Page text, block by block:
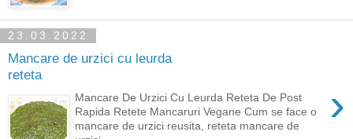
23.03.2022
Mancare de urzici cu leurda
reteta
›
Mancare De Urzici Cu Leurda Reteta De Post
Rapida Retete Mancaruri Vegane Cum se face o
mancare de urzici reusita, reteta mancare de